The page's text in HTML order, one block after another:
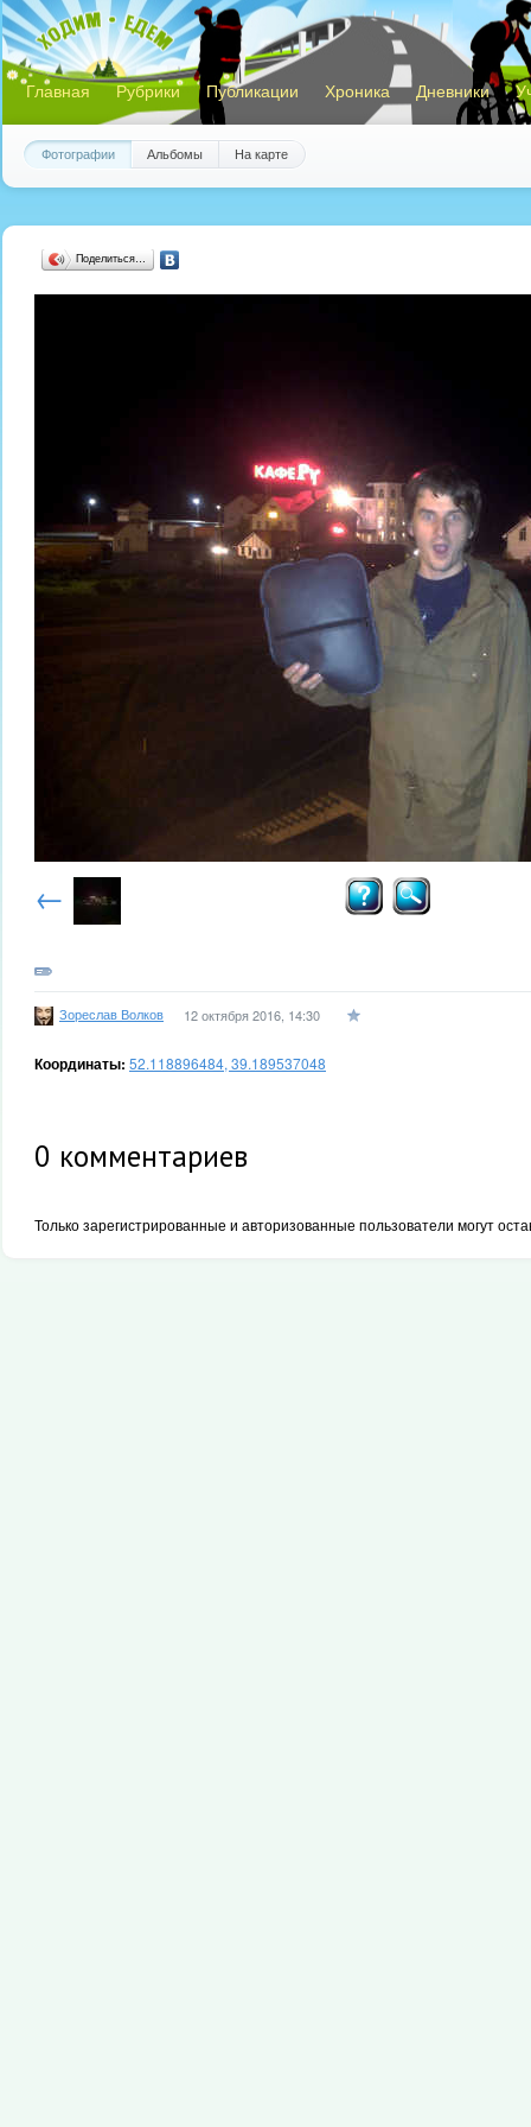
Главная Рубрики Публикации Хроника Дневники
Фотографии Альбомы На карте
Поделиться…
←
Зореслав Волков 12 октября 2016, 14:30
Координаты: 52.118896484, 39.189537048
0 комментариев
Только зарегистрированные и авторизованные пользователи могут